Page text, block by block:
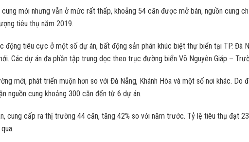
mới nhưng vẫn ở mức rất thấp, khoảng 54 căn được mở bán, nguồn cung
tiêu thụ năm 2019.
động tiêu cực ở một số dự án, bất động sản phân khúc biệt thự biển tại TP. Đà
Các dự án đa phần tập trung dọc theo trục đường biển Võ Nguyên Giáp –
mới, phát triển muộn hơn so với Đà Nẵng, Khánh Hòa và một số nơi khác. Do
nguồn cung khoảng 300 căn đến từ 6 dự án.
cung cấp ra thị trường 44 căn, tăng 42% so với năm trước. Tỷ lệ tiêu thụ đạt